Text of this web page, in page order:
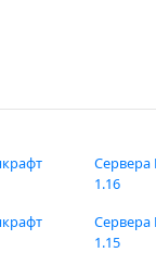
1.16
1.15